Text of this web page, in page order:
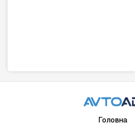
Головна